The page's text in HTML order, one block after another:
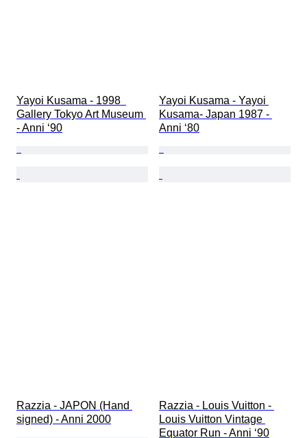
Yayoi Kusama - 1998
Gallery Tokyo Art Museum
- Anni ‘90
Yayoi Kusama - Yayoi
Kusama- Japan 1987 -
Anni ‘80
Razzia - JAPON (Hand
signed) - Anni 2000
Razzia - Louis Vuitton -
Louis Vuitton Vintage
Equator Run - Anni ‘90